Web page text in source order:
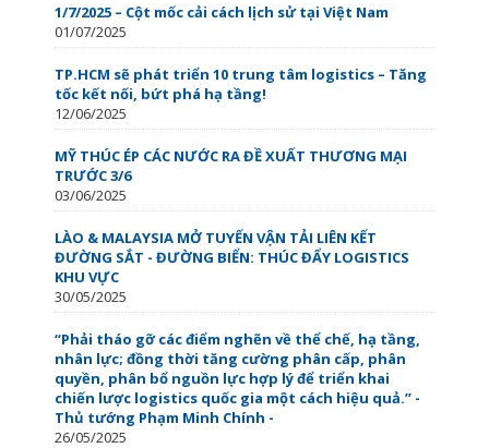
1/7/2025 – Cột mốc cải cách lịch sử tại Việt Nam
01/07/2025
TP.HCM sẽ phát triển 10 trung tâm logistics – Tăng
tốc kết nối, bứt phá hạ tầng!
12/06/2025
MỸ THÚC ÉP CÁC NƯỚC RA ĐỀ XUẤT THƯƠNG MẠI
TRƯỚC 3/6
03/06/2025
LÀO & MALAYSIA MỞ TUYẾN VẬN TẢI LIÊN KẾT
ĐƯỜNG SẮT - ĐƯỜNG BIỂN: THÚC ĐẨY LOGISTICS
KHU VỰC
30/05/2025
“Phải tháo gỡ các điểm nghẽn về thể chế, hạ tầng,
nhân lực; đồng thời tăng cường phân cấp, phân
quyền, phân bổ nguồn lực hợp lý để triển khai
chiến lược logistics quốc gia một cách hiệu quả.” -
Thủ tướng Phạm Minh Chính -
26/05/2025